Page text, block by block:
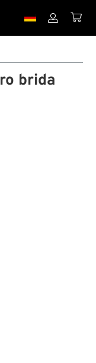
 
brida